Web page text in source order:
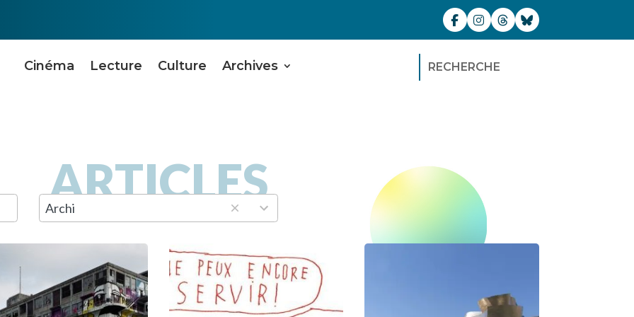
Cinéma Lecture Culture Archives RECHERCHE
ARTICLES
Archi
results
available